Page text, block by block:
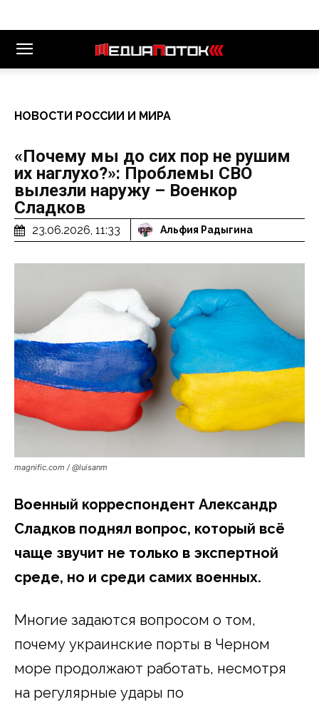
НОВОСТИ РОССИИ И МИРА
«Почему мы до сих пор не рушим
их наглухо?»: Проблемы СВО
вылезли наружу – Военкор
Сладков
23.06.2026, 11:33 Альфия Радыгина
magnific.com / @luisanm
Военный корреспондент Александр
Сладков поднял вопрос, который всё
чаще звучит не только в экспертной
среде, но и среди самих военных.
Многие задаются вопросом о том,
почему украинские порты в Черном
море продолжают работать, несмотря
на регулярные удары по